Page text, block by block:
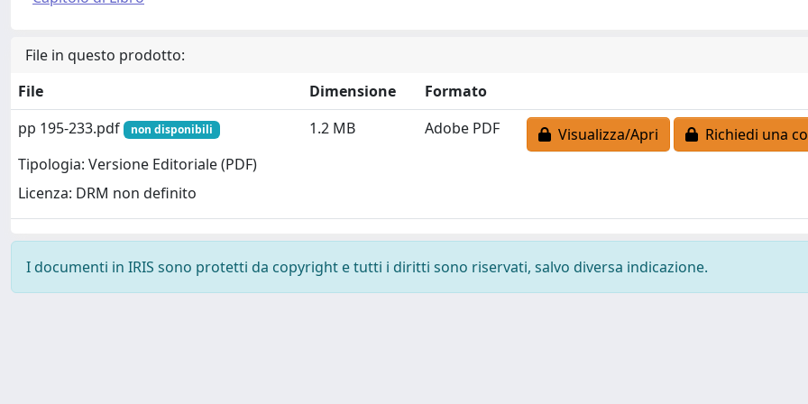
File in questo prodotto:
File
Dimensione
Formato
pp 195-233.pdf
non disponibili
Tipologia: Versione Editoriale (PDF)
Licenza: DRM non definito
1.2 MB Adobe PDF Visualizza/Apri Richiedi una
I documenti in IRIS sono protetti da copyright e tutti i diritti sono riservati, salvo diversa indicazione.